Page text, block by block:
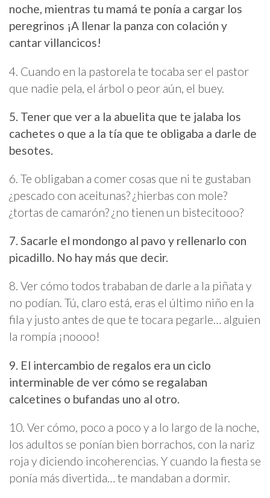
noche, mientras tu mamá te ponía a cargar los
peregrinos ¡A llenar la panza con colación y
cantar villancicos!
4. Cuando en la pastorela te tocaba ser el pastor
que nadie pela, el árbol o peor aún, el buey.
5. Tener que ver a la abuelita que te jalaba los
cachetes o que a la tía que te obligaba a darle de
besotes.
6. Te obligaban a comer cosas que ni te gustaban
¿pescado con aceitunas? ¿hierbas con mole?
¿tortas de camarón? ¿no tienen un bistecitooo?
7. Sacarle el mondongo al pavo y rellenarlo con
picadillo. No hay más que decir.
8. Ver cómo todos trababan de darle a la piñata y
no podían. Tú, claro está, eras el último niño en la
fila y justo antes de que te tocara pegarle… alguien
la rompía ¡noooo!
9. El intercambio de regalos era un ciclo
interminable de ver cómo se regalaban
calcetines o bufandas uno al otro.
10. Ver cómo, poco a poco y a lo largo de la noche,
los adultos se ponían bien borrachos, con la nariz
roja y diciendo incoherencias. Y cuando la fiesta se
ponía más divertida… te mandaban a dormir.